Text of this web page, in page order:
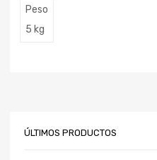
Peso
5 kg
ÚLTIMOS PRODUCTOS